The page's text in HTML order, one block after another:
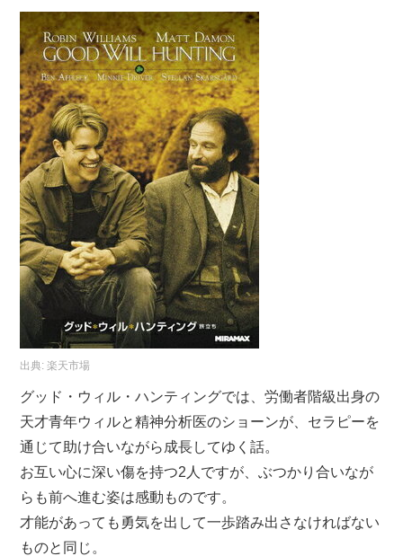
出典:楽天市場
グッド・ウィル・ハンティングでは、労働者階級出身の
天才青年ウィルと精神分析医のショーンが、セラピーを
通じて助け合いながら成長してゆく話。
お互い心に深い傷を持つ2人ですが、ぶつかり合いなが
らも前へ進む姿は感動ものです。
才能があっても勇気を出して一歩踏み出さなければない
ものと同じ。